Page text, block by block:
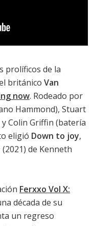
prolíficos de la
británico Van
now. Rodeado por
Hammond), Stuart
Colin Griffin (batería
eligió Down to joy,
(2021) de Kenneth
Ferxxo Vol X:
década de su
un regreso